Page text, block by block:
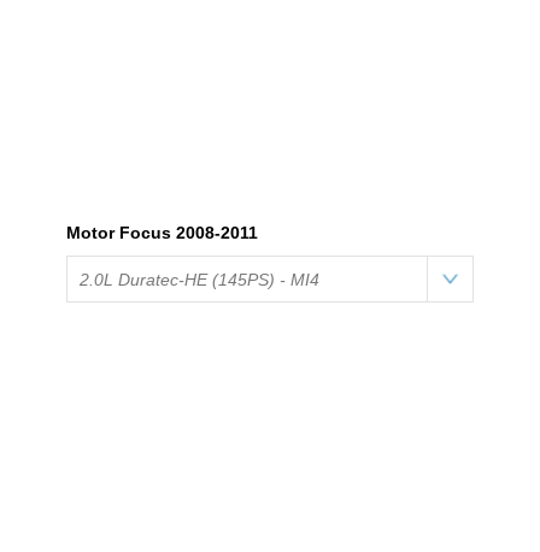
Motor Focus 2008-2011
2.0L Duratec-HE (145PS) - MI4